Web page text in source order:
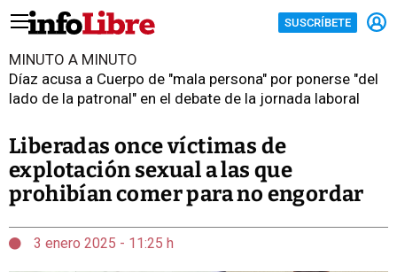
SUSCRÍBETE
MINUTO A MINUTO
Díaz acusa a Cuerpo de "mala persona" por ponerse "del
lado de la patronal" en el debate de la jornada laboral
Liberadas once víctimas de
explotación sexual a las que
prohibían comer para no engordar
3 enero 2025 - 11:25 h